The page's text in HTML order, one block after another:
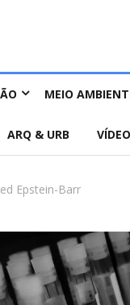
MEIO
ARQ & URB VÍDEO
Epstein-Barr